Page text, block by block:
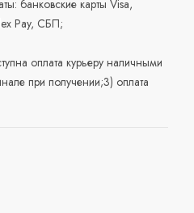
банковские карты Visa,
Pay, СБП;
оплата курьеру наличными
при получении;3) оплата